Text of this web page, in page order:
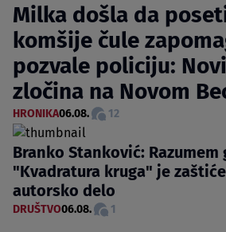
Milka došla da
komšije čule
pozvale policiju:
zločina na Novom
HRONIKA06.08. 12
Branko Stanković: Razumem
"Kvadratura kruga" je
autorsko delo
DRUŠTVO06.08. 1